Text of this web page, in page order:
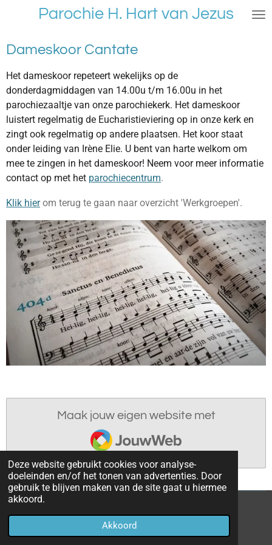
Deze website gebruikt cookies voor analyse-
doeleinden en/of het tonen van advertenties. Door
gebruik te blijven maken van de site gaat u hiermee
akkoord.
Akkoord
naar
de
hoofdinhoud
Parochie H. Hart van Jezus
Dameskoor Cantate
Het dameskoor repeteert wekelijks op de
donderdagmiddagen van 14.00u t/m 16.00u in het
parochiezaaltje van onze parochiekerk. Het dameskoor
luistert regelmatig de Eucharistieviering op in onze kerk en
zingt ook regelmatig op andere plaatsen. Het koor staat
onder leiding van Irène Elie. U bent van harte welkom om
mee te zingen in het dameskoor! Neem voor meer informatie
contact op met het parochiecentrum.
Klik hierom terug te gaan naar overzicht 'Werkgroepen'.
Maak jouw eigen website met
JouwWeb